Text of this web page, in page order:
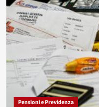
Pensioni e Previdenza